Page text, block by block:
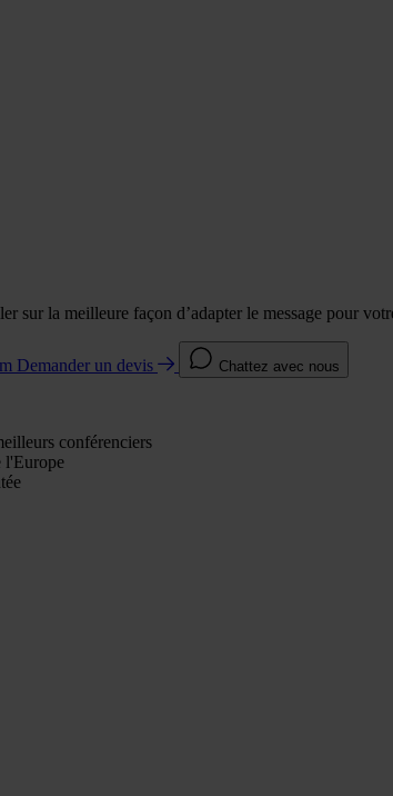
sur la meilleure façon d’adapter le message pour
Demander un devis Chattez avec nous
conférenciers
l'Europe